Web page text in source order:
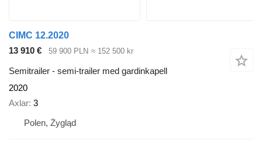
CIMC 12.2020
13 910 €
59 900 PLN ≈ 152 500 kr
Semitrailer - semi-trailer med gardinkapell
2020
Axlar 3
Polen, Żygląd